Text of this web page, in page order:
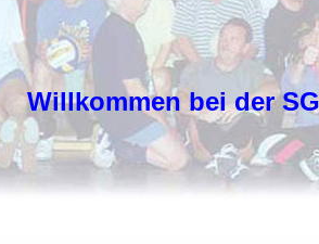
Willkommen bei der